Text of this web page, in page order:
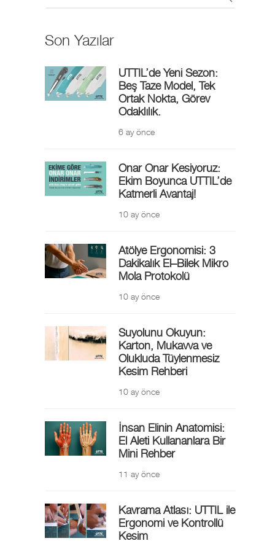
Son Yazılar
UTTIL’de Yeni Sezon:
Beş Taze Model, Tek
Ortak Nokta, Görev
Odaklılık.
6 ay önce
Onar Onar Kesiyoruz:
Ekim Boyunca UTTIL’de
Katmerli Avantaj!
10 ay önce
Atölye Ergonomisi: 3
Dakikalık El–Bilek Mikro
Mola Protokolü
10 ay önce
Suyolunu Okuyun:
Karton, Mukavva ve
Olukluda Tüylenmesiz
Kesim Rehberi
10 ay önce
İnsan Elinin Anatomisi:
El Aleti Kullananlara Bir
Mini Rehber
11 ay önce
Kavrama Atlası: UTTIL ile
Ergonomi ve Kontrollü
Kesim